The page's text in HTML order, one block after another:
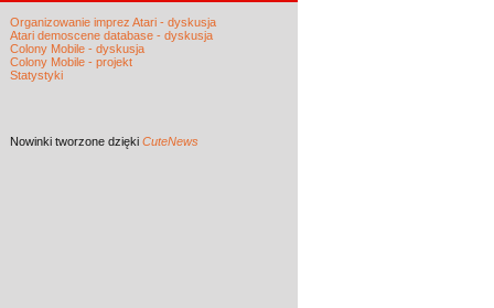
Organizowanie imprez Atari - dyskusja
Atari demoscene database - dyskusja
Colony Mobile - dyskusja
Colony Mobile - projekt
Statystyki
Nowinki tworzone dzięki CuteNews